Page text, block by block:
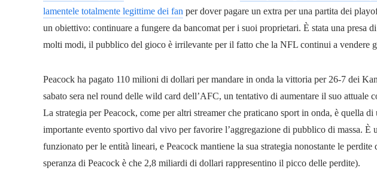
lamentele totalmente legittime dei fan per dover pagare un extra per una partita dei
un obiettivo: continuare a fungere da bancomat per i suoi proprietari. È stata una presa
molti modi, il pubblico del gioco è irrilevante per il fatto che la NFL continui a vendere
Peacock ha pagato 110 milioni di dollari per mandare in onda la vittoria per 26-7 dei
sabato sera nel round delle wild card dell’AFC, un tentativo di aumentare il suo attuale
La strategia per Peacock, come per altri streamer che praticano sport in onda, è quella
importante evento sportivo dal vivo per favorire l’aggregazione di pubblico di massa. È
funzionato per le entità lineari, e Peacock mantiene la sua strategia nonostante le
speranza di Peacock è che 2,8 miliardi di dollari rappresentino il picco delle perdite).